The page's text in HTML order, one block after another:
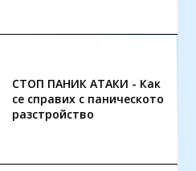
СТОП ПАНИК АТАКИ - Как
се справих с паническото
разстройство